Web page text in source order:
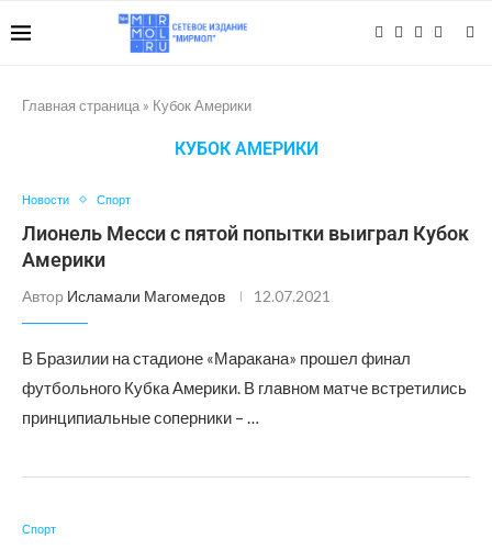
Главная страница » Кубок Америки
КУБОК АМЕРИКИ
Новости Спорт
Лионель Месси с пятой попытки выиграл Кубок
Америки
Автор Исламали Магомедов 12.07.2021
В Бразилии на стадионе «Маракана» прошел финал
футбольного Кубка Америки. В главном матче встретились
принципиальные соперники – …
Спорт